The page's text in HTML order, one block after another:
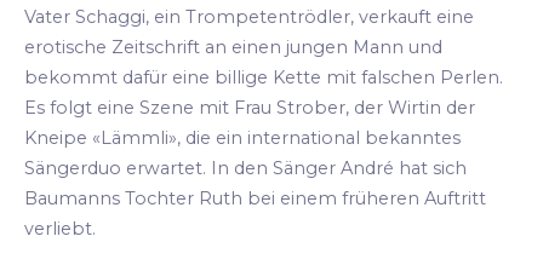
Vater Schaggi, ein Trompetentrödler, verkauft eine
erotische Zeitschrift an einen jungen Mann und
bekommt dafür eine billige Kette mit falschen Perlen.
Es folgt eine Szene mit Frau Strober, der Wirtin der
Kneipe «Lämmli», die ein international bekanntes
Sängerduo erwartet. In den Sänger André hat sich
Baumanns Tochter Ruth bei einem früheren Auftritt
verliebt.